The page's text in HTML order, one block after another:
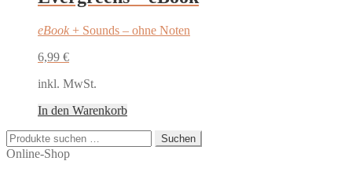
eBook + Sounds – ohne Noten
6,99 €
inkl. MwSt.
In den Warenkorb
Suchen
nach:
Suchen
Online-Shop